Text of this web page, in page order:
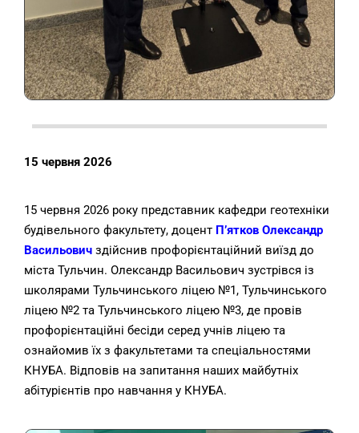
15 червня 2026
15 червня 2026 року представник кафедри геотехніки
будівельного факультету, доцент П’ятков Олександр
Васильович здійснив профорієнтаційний виїзд до
міста Тульчин. Олександр Васильович зустрівся із
школярами Тульчинського ліцею №1, Тульчинського
ліцею №2 та Тульчинського ліцею №3, де провів
профорієнтаційні бесіди серед учнів ліцею та
ознайомив їх з факультетами та спеціальностями
КНУБА. Відповів на запитання наших майбутніх
абітурієнтів про навчання у КНУБА.